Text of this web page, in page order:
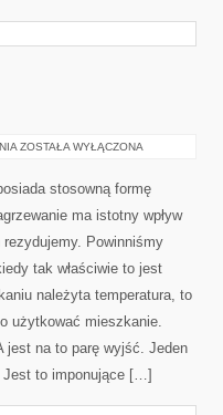
KIEDY
ZOSTAŁA WYŁĄCZONA
stosowną formę
ma istotny wpływ
Powinniśmy
tak właściwie to jest
należyta temperatura, to
użytkować mieszkanie.
jest na to parę wyjść. Jeden
Jest to imponujące […]